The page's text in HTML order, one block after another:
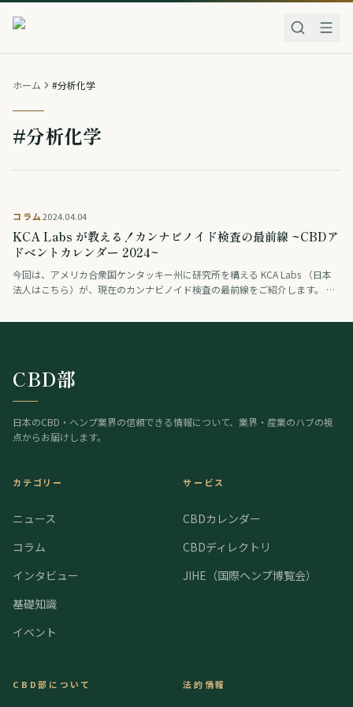
ホーム #分析化学
#分析化学
コラム2024.04.04
KCA Labs が教える！カンナビノイド検査の最前線 ~CBDア
ドベントカレンダー 2024~
今回は、アメリカ合衆国ケンタッキー州に研究所を構える KCA Labs （日本
法人はこちら）が、現在のカンナビノイド検査の最前線をご紹介します。 ※
CBD部
日本のCBD・ヘンプ業界の信頼できる情報について、業界・産業のハブの視
点からお届けします。
カテゴリー
ニュース
コラム
インタビュー
基礎知識
イベント
サービス
CBDカレンダー
CBDディレクトリ
JIHE（国際ヘンプ博覧会）
CBD部について 法的情報